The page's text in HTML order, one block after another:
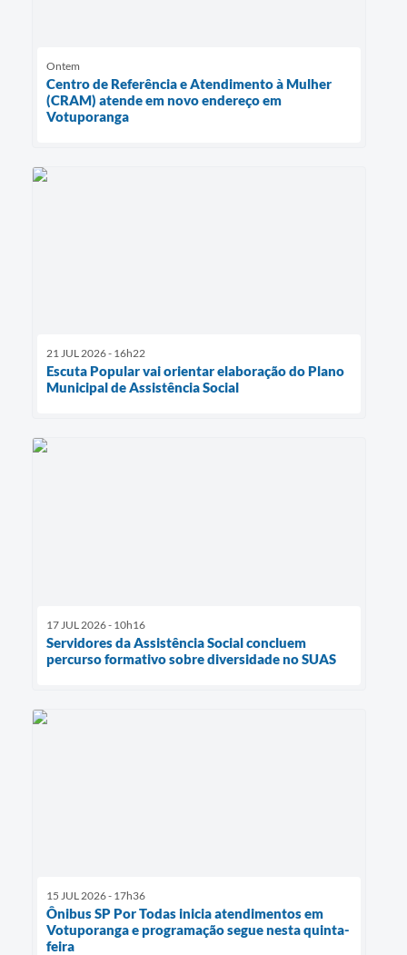
Ontem
Centro de Referência e Atendimento à Mulher
(CRAM) atende em novo endereço em
Votuporanga
21 JUL 2026 - 16h22
Escuta Popular vai orientar elaboração do Plano
Municipal de Assistência Social
17 JUL 2026 - 10h16
Servidores da Assistência Social concluem
percurso formativo sobre diversidade no SUAS
15 JUL 2026 - 17h36
Ônibus SP Por Todas inicia atendimentos em
Votuporanga e programação segue nesta quinta-
feira